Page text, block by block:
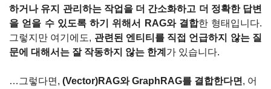
하거나 유지 관리하는 작업을 더 간소화하고 더 정확한 답변
을 얻을 수 있도록 하기 위해서 RAG와 결합한 형태입니다.
그렇지만 여기에도, 관련된 엔티티를 직접 언급하지 않는 질
문에 대해서는 잘 작동하지 않는 한계 가 있습니다.
…그렇다면, (Vector)RAG와 GraphRAG를 결합한다면 , 어